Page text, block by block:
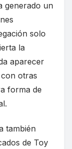
generado un
solo
la
aparecer
otras
forma de
también
de Toy